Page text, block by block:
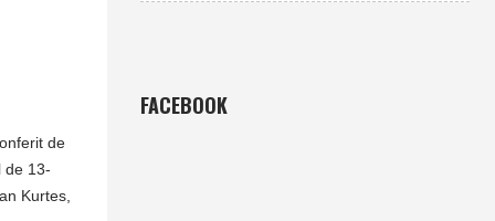
de
de 13-
Kurtes,
FACEBOOK